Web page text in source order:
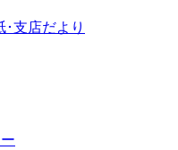
･支店だより